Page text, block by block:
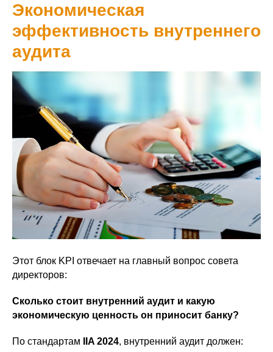
Экономическая
эффективность внутреннего
аудита
Этот блок KPI отвечает на главный вопрос совета
директоров:
Сколько стоит внутренний аудит и какую
экономическую ценность он приносит банку?
По стандартам IIA 2024, внутренний аудит должен: